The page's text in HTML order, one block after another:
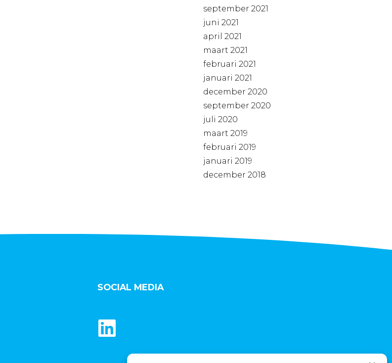
september 2021
juni 2021
april 2021
maart 2021
februari 2021
januari 2021
december 2020
september 2020
juli 2020
maart 2019
februari 2019
januari 2019
december 2018
SOCIAL MEDIA